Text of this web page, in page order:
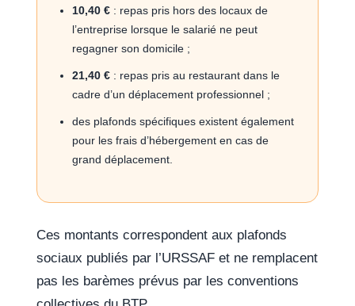
10,40 € : repas pris hors des locaux de
l’entreprise lorsque le salarié ne peut
regagner son domicile ;
21,40 € : repas pris au restaurant dans le
cadre d’un déplacement professionnel ;
des plafonds spécifiques existent également
pour les frais d’hébergement en cas de
grand déplacement.
Ces montants correspondent aux plafonds
sociaux publiés par l’URSSAF et ne remplacent
pas les barèmes prévus par les conventions